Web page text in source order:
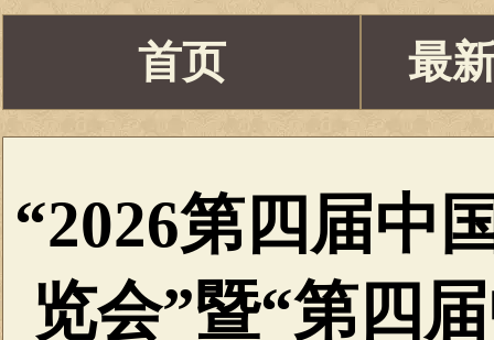
首页 最
“2026第四届中
览会”暨“第四